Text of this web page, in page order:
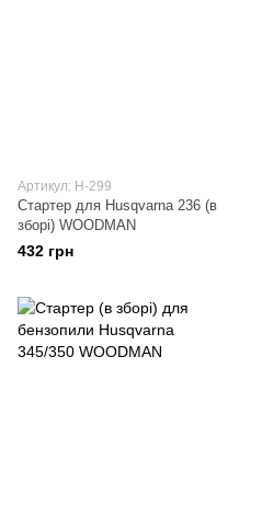
Артикул: H-299
Стартер для Husqvarna 236 (в
зборі) WOODMAN
432 грн